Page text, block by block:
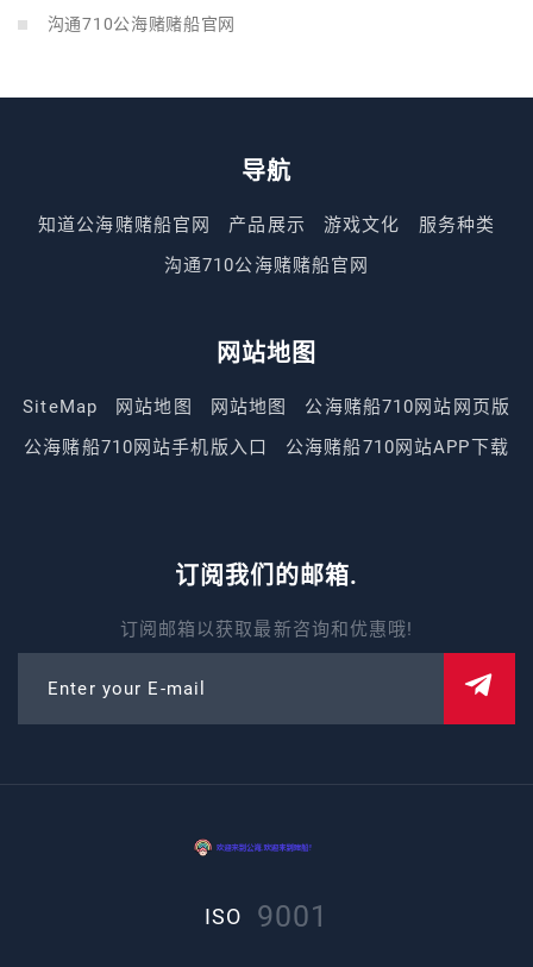
沟通710公海赌赌船官网
导航
知道公海赌赌船官网 产品展示 游戏文化
服务种类
沟通710公海赌赌船官网
网站地图
SiteMap 网站地图 网站地图
公海赌船710网站网页版
公海赌船710网站手机版入口
公海赌船710网站APP下载
订阅我们的邮箱.
订阅邮箱以获取最新咨询和优惠哦!
Enter your E-mail
ISO 9001